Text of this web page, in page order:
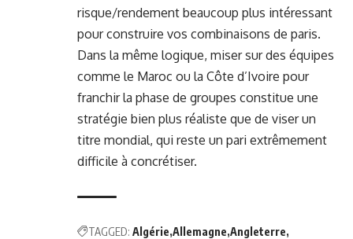
risque/rendement beaucoup plus intéressant
pour construire vos combinaisons de paris.
Dans la même logique, miser sur des équipes
comme le Maroc ou la Côte d’Ivoire pour
franchir la phase de groupes constitue une
stratégie bien plus réaliste que de viser un
titre mondial, qui reste un pari extrêmement
difficile à concrétiser.
TAGGED: Algérie Allemagne Angleterre